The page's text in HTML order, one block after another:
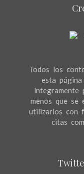
Todos los
esta
íntegramente
menos que se
utilizarlos con
citas